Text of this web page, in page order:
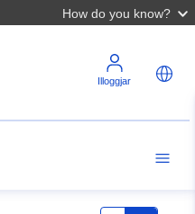
How do you know?
Illoggjar